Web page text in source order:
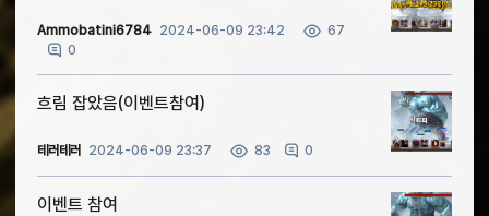
Ammobatini6784 2024-06-09 23:42
67
0
흐림 잡았음(이벤트참여)
테러테러 2024-06-09 23:37 83 0
이벤트 참여